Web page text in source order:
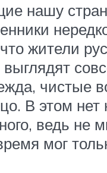
нашу
жители
чистые
В этом нет
ведь не
мог